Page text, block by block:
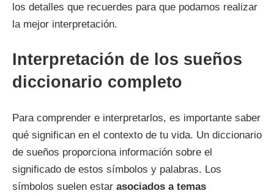
los detalles que recuerdes para que podamos realizar
la mejor interpretación.
Interpretación de los sueños
diccionario completo
Para comprender e interpretarlos, es importante saber
qué significan en el contexto de tu vida. Un diccionario
de sueños proporciona información sobre el
significado de estos símbolos y palabras. Los
símbolos suelen estar asociados a temas